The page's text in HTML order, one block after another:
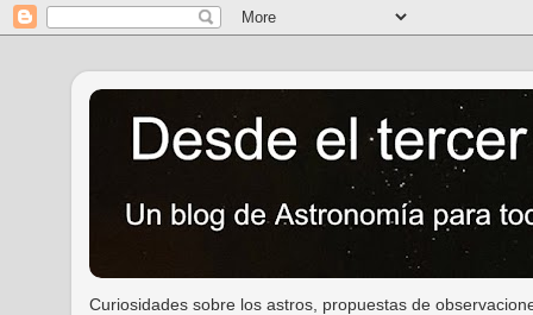
Curiosidades sobre los astros, propuestas de